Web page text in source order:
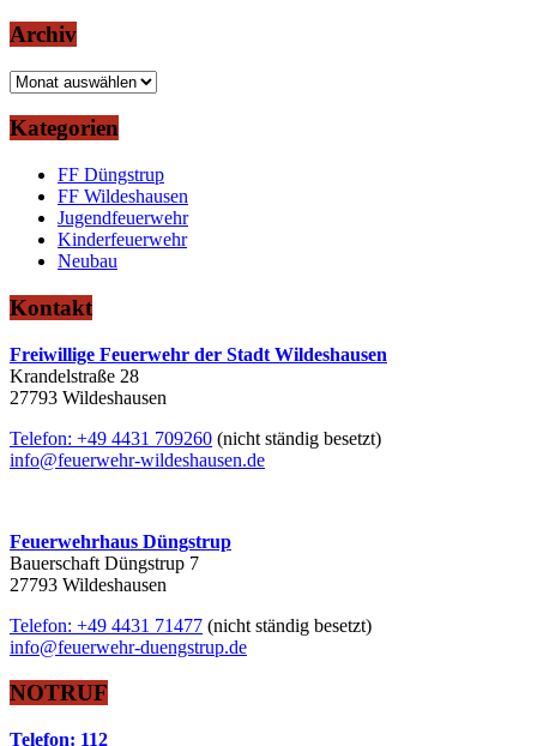
Archiv
Archiv
Kategorien
FF Düngstrup
FF Wildeshausen
Jugendfeuerwehr
Kinderfeuerwehr
Neubau
Kontakt
Freiwillige Feuerwehr der Stadt Wildeshausen
Krandelstraße 28
27793 Wildeshausen
Telefon: +49 4431 709260 (nicht ständig besetzt)
info@feuerwehr-wildeshausen.de
Feuerwehrhaus Düngstrup
Bauerschaft Düngstrup 7
27793 Wildeshausen
Telefon: +49 4431 71477 (nicht ständig besetzt)
info@feuerwehr-duengstrup.de
NOTRUF
Telefon: 112